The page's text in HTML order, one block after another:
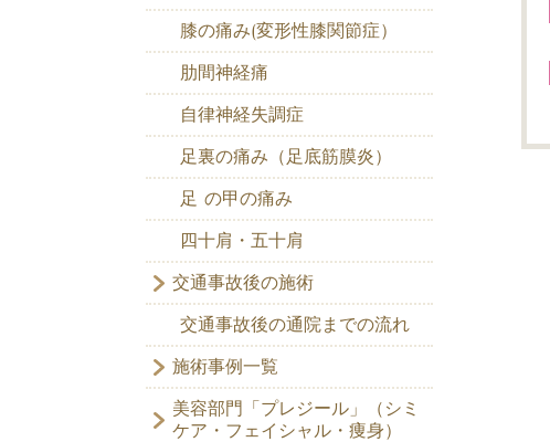
膝の痛み(変形性膝関節症）
肋間神経痛
自律神経失調症
足裏の痛み（足底筋膜炎）
足 の甲の痛み
四十肩・五十肩
交通事故後の施術
交通事故後の通院までの流れ
施術事例一覧
美容部門「プレジール」（シミ
ケア・フェイシャル・痩身）